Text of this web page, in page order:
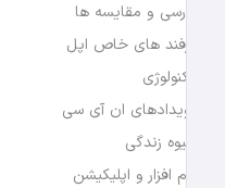
بررسی و مقایسه ها
ترفند های خاص اپل
تکنولوژی
رویدادهای ان آی سی
شیوه زندگی
نرم افزار و اپلیکیشن